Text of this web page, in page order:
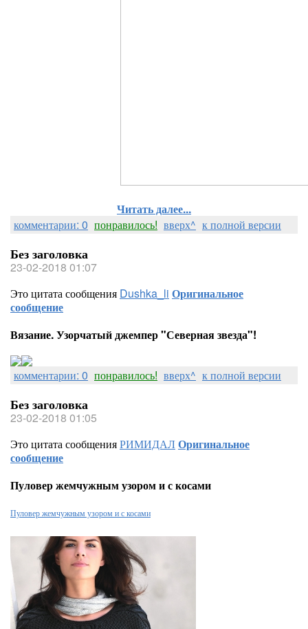
Читать далее...
комментарии: 0 понравилось! вверх^ к полной версии
Без заголовка
23-02-2018 01:07
Это цитата сообщения Dushka_li Оригинальное
сообщение
Вязание. Узорчатый джемпер "Северная звезда"!
комментарии: 0 понравилось! вверх^ к полной версии
Без заголовка
23-02-2018 01:05
Это цитата сообщенияРИМИДАЛОригинальное
сообщение
Пуловер жемчужным узором и с косами
Пуловер жемчужным узором и с косами